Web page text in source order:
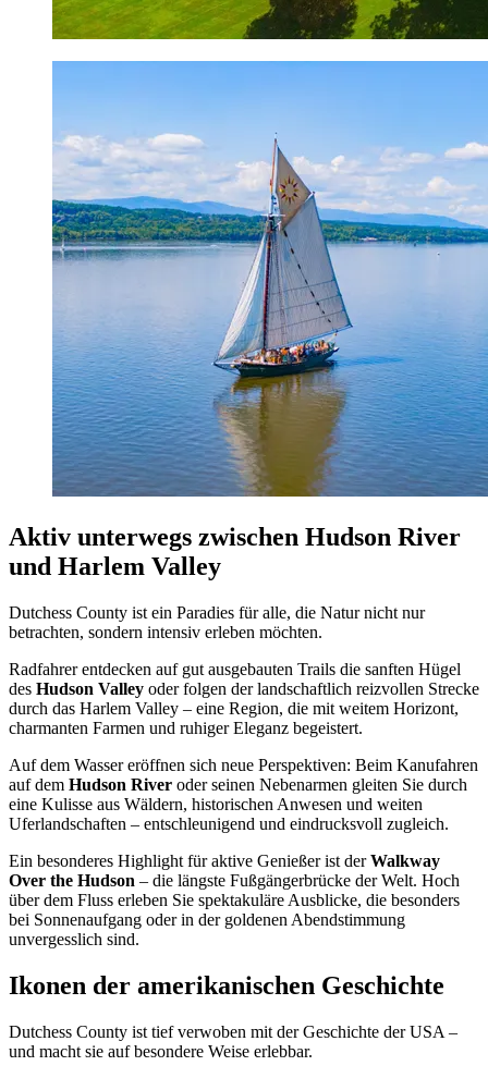
Aktiv unterwegs zwischen Hudson River
und Harlem Valley
Dutchess County ist ein Paradies für alle, die Natur nicht nur
betrachten, sondern intensiv erleben möchten.
Radfahrer entdecken auf gut ausgebauten Trails die sanften Hügel
des Hudson Valley oder folgen der landschaftlich reizvollen Strecke
durch das Harlem Valley – eine Region, die mit weitem Horizont,
charmanten Farmen und ruhiger Eleganz begeistert.
Auf dem Wasser eröffnen sich neue Perspektiven: Beim Kanufahren
auf dem Hudson River oder seinen Nebenarmen gleiten Sie durch
eine Kulisse aus Wäldern, historischen Anwesen und weiten
Uferlandschaften – entschleunigend und eindrucksvoll zugleich.
Ein besonderes Highlight für aktive Genießer ist derWalkway
Over the Hudson – die längste Fußgängerbrücke der Welt. Hoch
über dem Fluss erleben Sie spektakuläre Ausblicke, die besonders
bei Sonnenaufgang oder in der goldenen Abendstimmung
unvergesslich sind.
Ikonen der amerikanischen Geschichte
Dutchess County ist tief verwoben mit der Geschichte der USA –
und macht sie auf besondere Weise erlebbar.